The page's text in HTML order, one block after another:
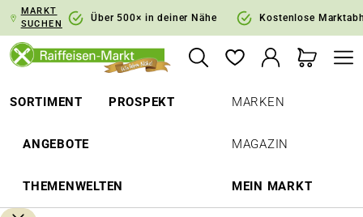
Zur Hauptnavigation springen
MARKT
SUCHEN
Über 500× in deiner Nähe Kostenlose
SORTIMENT PROSPEKT
ANGEBOTE
THEMENWELTEN
MARKEN
MAGAZIN
MEIN MARKT